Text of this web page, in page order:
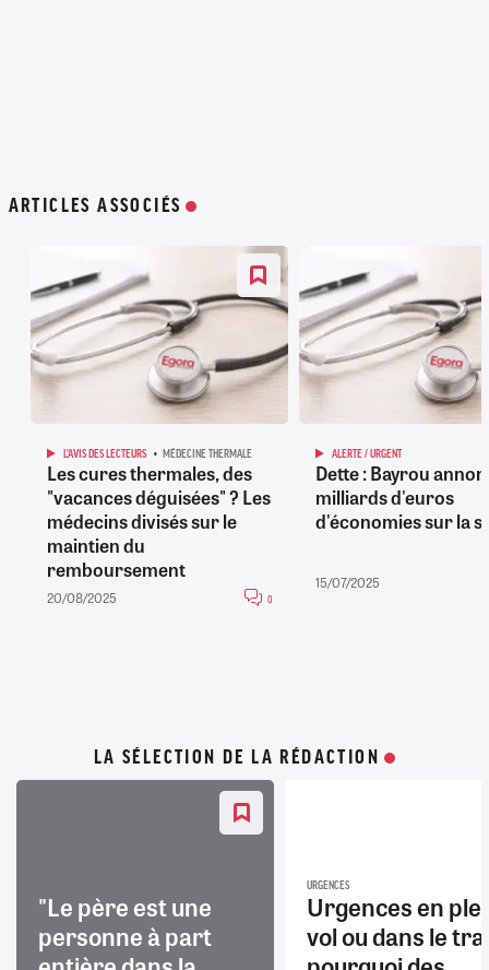
ARTICLES ASSOCIÉS
L'AVIS DES LECTEURS MÉDECINE THERMALE
Les cures thermales, des
"vacances déguisées" ? Les
médecins divisés sur le
maintien du
remboursement
20/08/2025 0
ALERTE / URGENT
Dette : Bayrou
milliards d'euros
d'économies sur la
15/07/2025
LA SÉLECTION DE LA RÉDACTION
"Le père est une
personne à part
URGENCES
Urgences en
vol ou dans le